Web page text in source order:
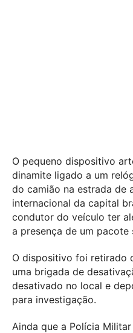
O pequeno dispositivo
dinamite ligado a um
do camião na estrada de
internacional da capital
condutor do veículo ter
a presença de um pacote
O dispositivo foi retirado
uma brigada de
desativado no local e
para investigação.
Ainda que a Polícia